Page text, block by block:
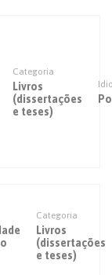
Categoria
Livros
(dissertações
e teses)
Categoria
Livros
(dissertações
e teses)